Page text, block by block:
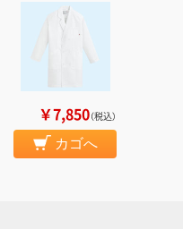
￥7,850（税込）
カゴへ